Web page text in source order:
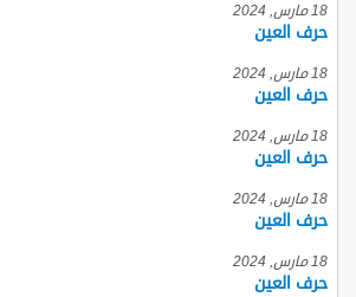
18 مارس, 2024
حرف العين
18 مارس, 2024
حرف العين
18 مارس, 2024
حرف العين
18 مارس, 2024
حرف العين
18 مارس, 2024
حرف العين